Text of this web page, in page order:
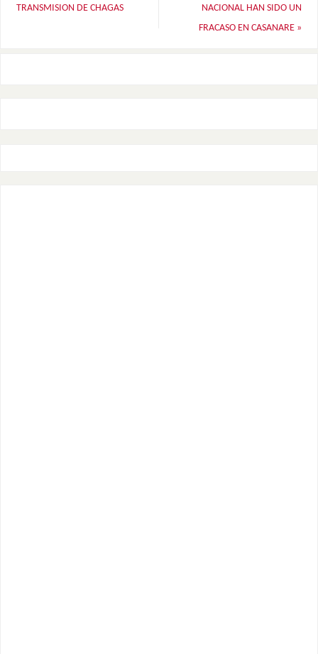
TRANSMISION DE CHAGAS
NACIONAL HAN SIDO UN
FRACASO EN CASANARE »